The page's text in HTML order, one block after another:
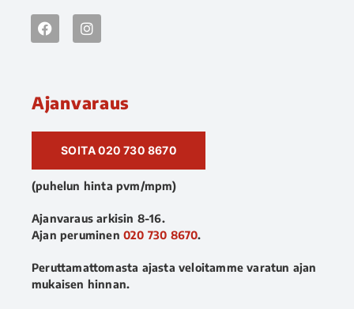
Ajanvaraus
SOITA 020 730 8670
(puhelun hinta pvm/mpm)
Ajanvaraus arkisin 8-16.
Ajan peruminen 020 730 8670.
Peruttamattomasta ajasta veloitamme varatun ajan
mukaisen hinnan.